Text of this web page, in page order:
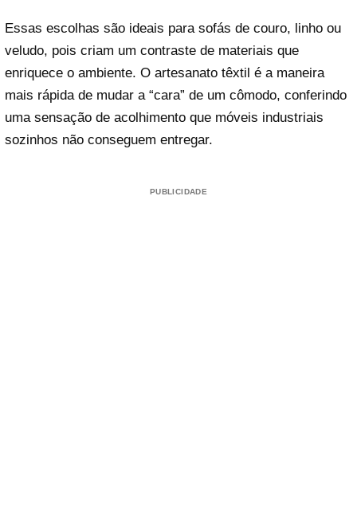
Essas escolhas são ideais para sofás de couro, linho ou
veludo, pois criam um contraste de materiais que
enriquece o ambiente. O artesanato têxtil é a maneira
mais rápida de mudar a “cara” de um cômodo, conferindo
uma sensação de acolhimento que móveis industriais
sozinhos não conseguem entregar.
PUBLICIDADE